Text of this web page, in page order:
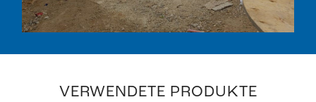
VERWENDETE PRODUKTE